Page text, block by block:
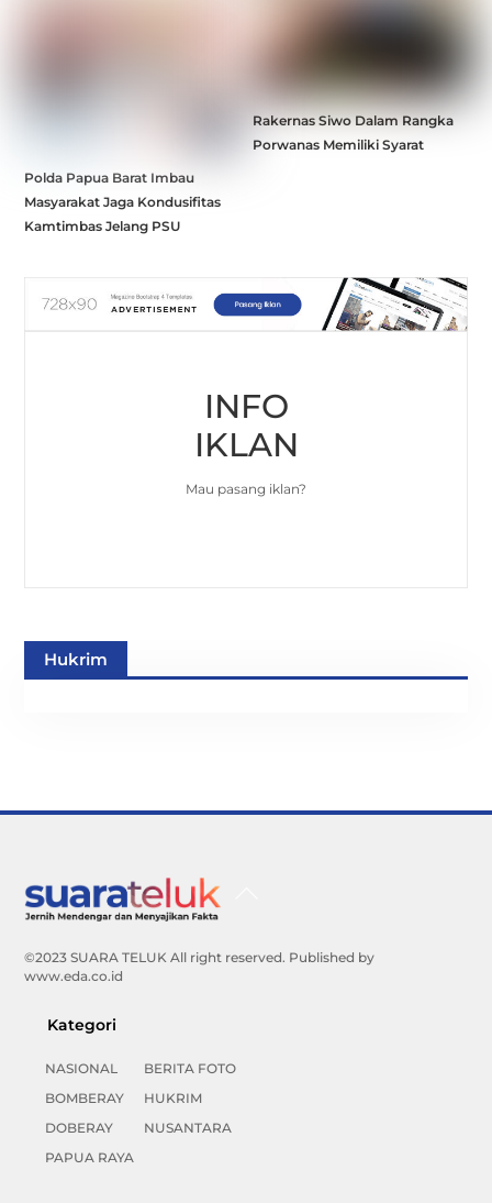
Polda Papua Barat Imbau
Masyarakat Jaga Kondusifitas
Kamtimbas Jelang PSU
Rakernas Siwo Dalam Rangka
Porwanas Memiliki Syarat
INFO
IKLAN
Mau pasang iklan?
Hukrim
©2023 SUARA TELUK All right reserved. Published by
www.eda.co.id
Kategori
NASIONAL
BOMBERAY
DOBERAY
PAPUA RAYA
BERITA FOTO
HUKRIM
NUSANTARA